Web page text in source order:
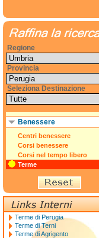
Regione
Provincia
Seleziona Destinazione
Benessere
Centri benessere
Corsi benessere
Corsi nel tempo libero
Terme
Terme di Perugia
Terme di Terni
Terme di Agrigento